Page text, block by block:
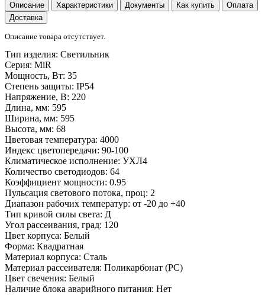
Описание Характеристики Документы Как купить
Оплата
Доставка
Описание товара отсутствует.
Тип изделия: Светильник
Серия: MiR
Мощность, Вт: 35
Степень защиты: IP54
Напряжение, В: 220
Длина, мм: 595
Ширина, мм: 595
Высота, мм: 68
Цветовая температура: 4000
Индекс цветопередачи: 90-100
Климатическое исполнение: УХЛ4
Количество светодиодов: 64
Коэффициент мощности: 0.95
Пульсация светового потока, проц: 2
Диапазон рабочих температур: от -20 до +40
Тип кривой силы света: Д
Угол рассеивания, град: 120
Цвет корпуса: Белый
Форма: Квадратная
Материал корпуса: Сталь
Материал рассеивателя: Поликарбонат (PC)
Цвет свечения: Белый
Наличие блока аварийного питания: Нет